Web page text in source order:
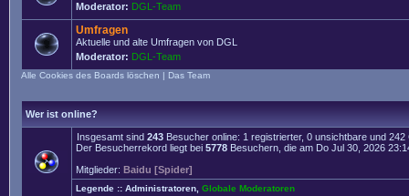
Moderator: DGL-Team
Umfragen
Aktuelle und alte Umfragen von DGL
Moderator: DGL-Team
Alle Cookies des Boards löschen | Das Team
Wer ist online?
Insgesamt sind 243 Besucher online: 1 registrierter, 0 unsichtbare und
Der Besucherrekord liegt bei 5778 Besuchern, die am Do Jul 30, 2026
Mitglieder: Baidu [Spider]
Legende :: Administratoren Globale Moderatoren